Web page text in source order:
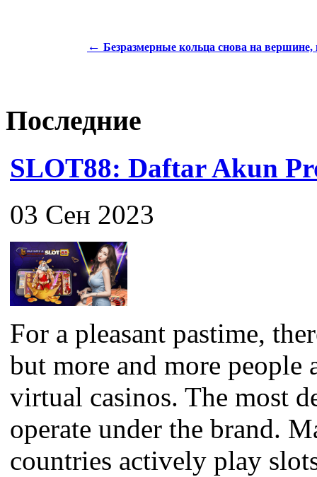
← Безразмерные кольца снова на
Последние
SLOT88: Daftar Akun
03 Сен 2023
For a pleasant pastime,
but more and more people
virtual casinos. The most
operate under the brand.
countries actively play